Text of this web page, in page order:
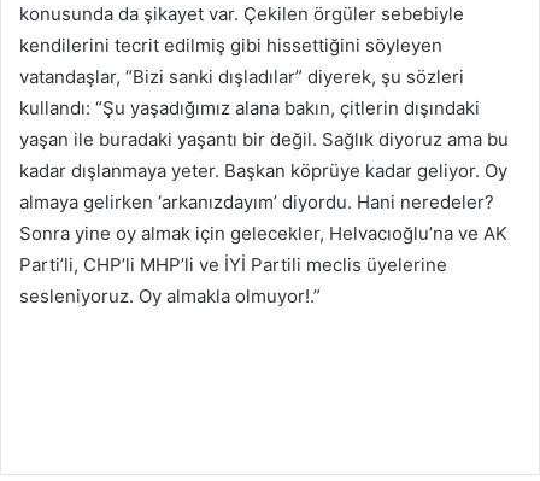
konusunda da şikayet var. Çekilen örgüler sebebiyle
kendilerini tecrit edilmiş gibi hissettiğini söyleyen
vatandaşlar, “Bizi sanki dışladılar” diyerek, şu sözleri
kullandı: “Şu yaşadığımız alana bakın, çitlerin dışındaki
yaşan ile buradaki yaşantı bir değil. Sağlık diyoruz ama bu
kadar dışlanmaya yeter. Başkan köprüye kadar geliyor. Oy
almaya gelirken ‘arkanızdayım’ diyordu. Hani neredeler?
Sonra yine oy almak için gelecekler, Helvacıoğlu’na ve AK
Parti’li, CHP’li MHP’li ve İYİ Partili meclis üyelerine
sesleniyoruz. Oy almakla olmuyor!.”